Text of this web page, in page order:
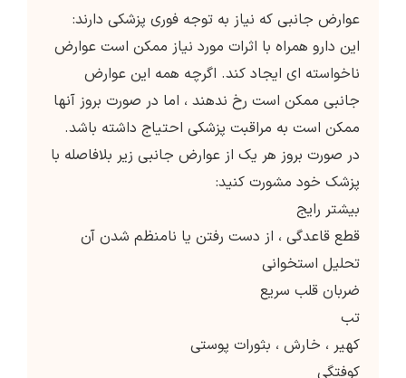
عوارض جانبی که نیاز به توجه فوری پزشکی دارند:
این دارو همراه با اثرات مورد نیاز ممکن است عوارض
ناخواسته ای ایجاد کند. اگرچه همه این عوارض
جانبی ممکن است رخ ندهند ، اما در صورت بروز آنها
ممکن است به مراقبت پزشکی احتیاج داشته باشد.
در صورت بروز هر یک از عوارض جانبی زیر بلافاصله با
پزشک خود مشورت کنید:
بیشتر رایج
قطع قاعدگی ، از دست رفتن یا نامنظم شدن آن
تحلیل استخوانی
ضربان قلب سریع
تب
کهیر ، خارش ، بثورات پوستی
کوفتگی